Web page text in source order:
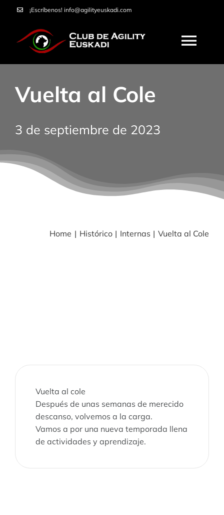
Saltar
contenido
¡Escríbenos! info@agilityeuskadi.com
CURSOS
Vuelta al Cole
3 de septiembre de 2023
Home Histórico Internas Vuelta al Cole
Vuelta al cole
Después de unas semanas de merecido
descanso, volvemos a la carga.
Vamos a por una nueva temporada llena
de actividades y aprendizaje.